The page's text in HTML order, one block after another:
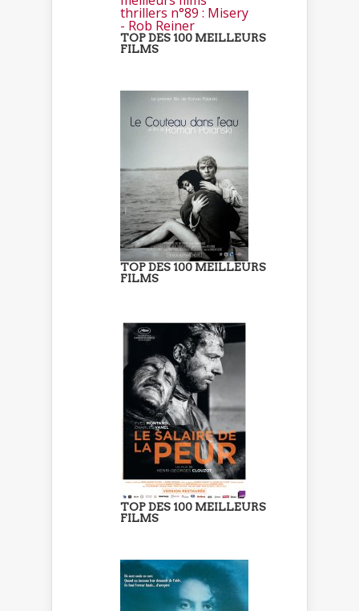
TOP DES 100 MEILLEURS
FILMS
TOP DES 100 MEILLEURS
FILMS
TOP DES 100 MEILLEURS
FILMS